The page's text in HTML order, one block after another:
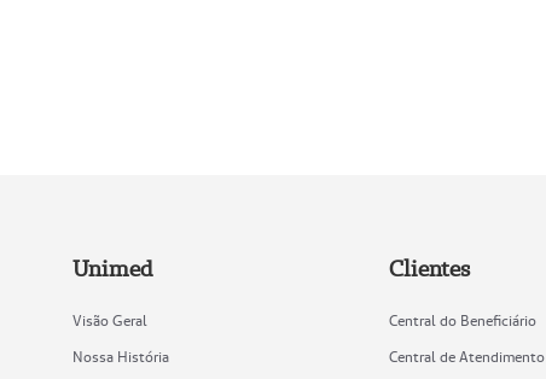
Unimed
Visão Geral
Nossa História
Clientes
Central do Beneficiário
Central de Atendimento